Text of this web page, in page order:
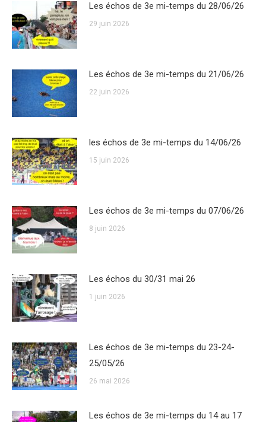
Les échos de 3e mi-temps du 28/06/26
29 juin 2026
Les échos de 3e mi-temps du 21/06/26
22 juin 2026
les échos de 3e mi-temps du 14/06/26
15 juin 2026
Les échos de 3e mi-temps du 07/06/26
8 juin 2026
Les échos du 30/31 mai 26
1 juin 2026
Les échos de 3e mi-temps du 23-24-
25/05/26
26 mai 2026
Les échos de 3e mi-temps du 14 au 17